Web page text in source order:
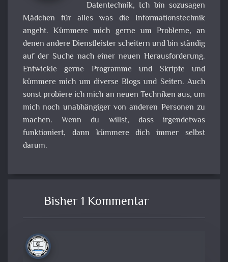
Datentechnik, Ich bin sozusagen
Mädchen für alles was die Informationstechnik
angeht. Kümmere mich gerne um Probleme, an
denen andere Dienstleister scheitern und bin ständig
auf der Suche nach einer neuen Herausforderung.
Entwickle gerne Programme und Skripte und
kümmere mich um diverse Blogs und Seiten. Auch
sonst probiere ich mich an neuen Techniken aus, um
mich noch unabhängiger von anderen Personen zu
machen. Wenn du willst, dass irgendetwas
funktioniert, dann kümmere dich immer selbst
darum.
Bisher 1 Kommentar